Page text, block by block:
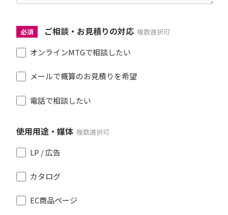
必須 ご相談・お見積りの対応 複数選択可
オンラインMTGで相談したい
メールで概算のお見積りを希望
電話で相談したい
使用用途・媒体 複数選択可
LP / 広告
カタログ
EC商品ページ